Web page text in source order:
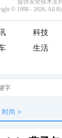
科技
生活
时尚 >